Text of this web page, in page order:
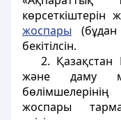
көрсеткіштерін
жоспары
бекітілсін.
2. Қазақстан
және даму
жоспары